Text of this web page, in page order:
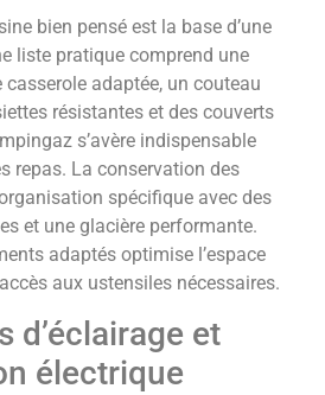
bien pensé est la base d’une
liste pratique comprend une
adaptée, un couteau
résistantes et des couverts
s’avère indispensable
repas. La conservation des
spécifique avec des
et une glacière performante.
adaptés optimise l’espace
aux ustensiles nécessaires.
d’éclairage et
électrique